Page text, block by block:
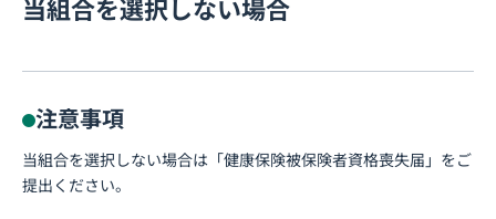
当組合を選択しない場合
注意事項
当組合を選択しない場合は「健康保険被保険者資格喪失届」をご
提出ください。